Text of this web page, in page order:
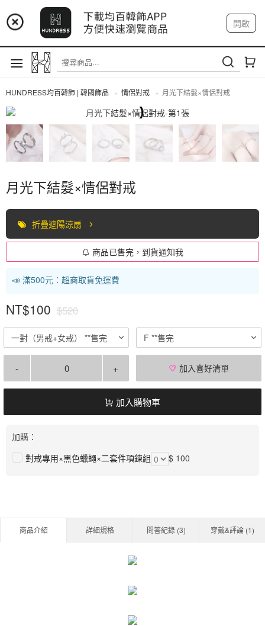
📢 市集預告：9/12-9/13 八里海巡基地
📢 市集預告：8/22-8/23 桃園青埔置地廣場
開啟
註冊 我的帳戶
HUNDRESS均百韓飾 | 韓國飾品 情侶對戒 月光下結髮×情侶對戒
月光下結髮×情侶對戒
折疊遮陽涼扇
商品已售完，到貨通知我
📣 滿500元：超商取貨免運費
NT$100 $520
一對（男戒+女戒） **售完 F **售完
- + 加入喜好清單
加入購物車
加購：
對戒專用×黑色蠟蠅×二套件項鍊組
$ 100
商品介紹 詳細規格 問答紀錄 (3) 穿戴&評論 (1)